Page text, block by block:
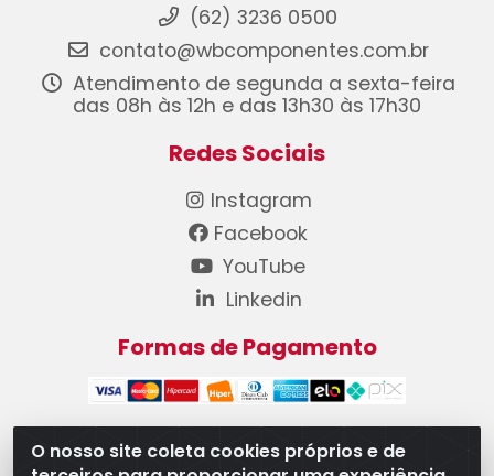
O nosso site coleta cookies próprios e de
(62) 3236 0500
contato@wbcomponentes.com.br
Atendimento de segunda a sexta-feira
das 08h às 12h e das 13h30 às 17h30
Redes Sociais
Instagram
Facebook
YouTube
Linkedin
Formas de Pagamento